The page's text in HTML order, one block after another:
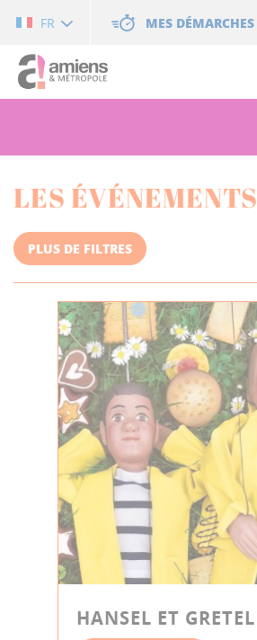
FR MES DÉMARCHES
LES ÉVÉNEMENTS
PLUS DE FILTRES
HANSEL ET GRETEL